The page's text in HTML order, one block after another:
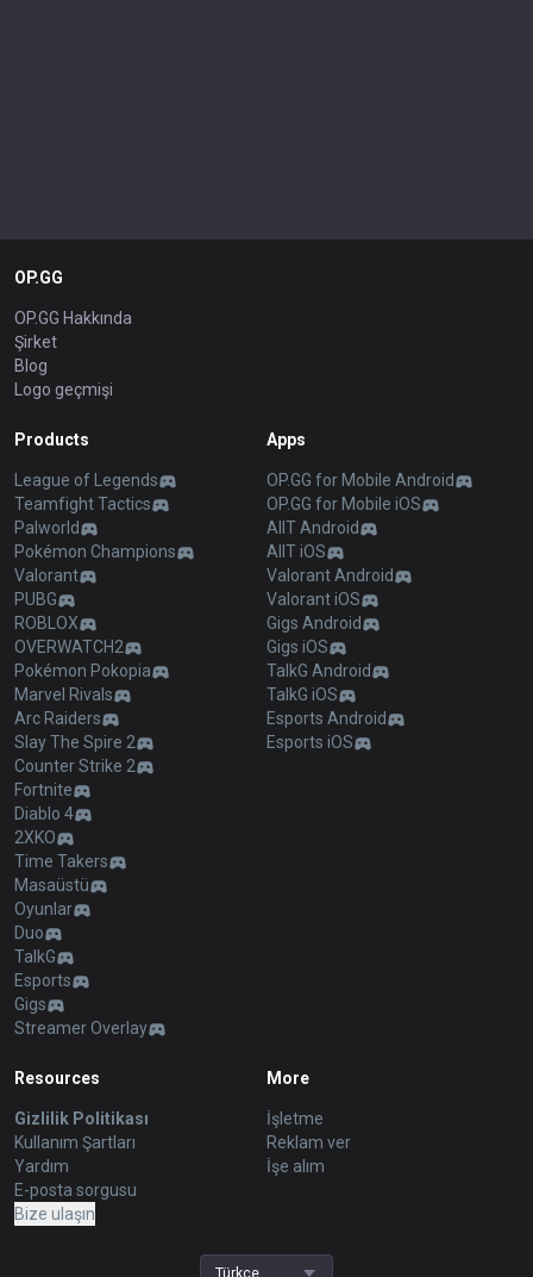
OP.GG
OP.GG Hakkında
Şirket
Blog
Logo geçmişi
Products
League of Legends
Teamfight Tactics
Palworld
Pokémon Champions
Valorant
PUBG
ROBLOX
OVERWATCH2
Pokémon Pokopia
Marvel Rivals
Arc Raiders
Slay The Spire 2
Counter Strike 2
Fortnite
Diablo 4
2XKO
Time Takers
Masaüstü
Oyunlar
Duo
TalkG
Esports
Gigs
Streamer Overlay
Apps
OP.GG for Mobile Android
OP.GG for Mobile iOS
AllT Android
AllT iOS
Valorant Android
Valorant iOS
Gigs Android
Gigs iOS
TalkG Android
TalkG iOS
Esports Android
Esports iOS
Resources
Gizlilik Politikası
Kullanım Şartları
Yardım
E-posta sorgusu
Bize ulaşın
More
İşletme
Reklam ver
İşe alım
Türkçe